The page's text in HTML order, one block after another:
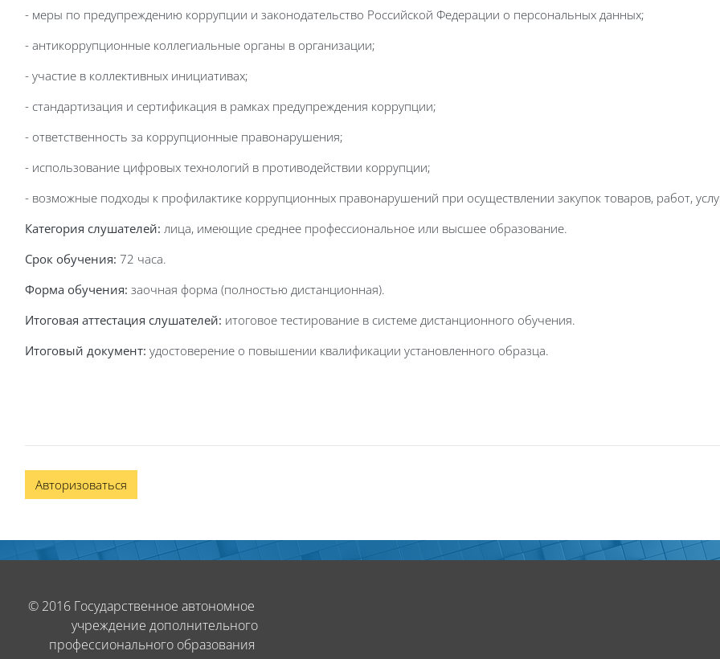
- меры по предупреждению коррупции и законодательство Российской Федерации о персональных данных;
- антикоррупционные коллегиальные органы в организации;
- участие в коллективных инициативах;
- стандартизация и сертификация в рамках предупреждения коррупции;
- ответственность за коррупционные правонарушения;
- использование цифровых технологий в противодействии коррупции;
- возможные подходы к профилактике коррупционных правонарушений при осуществлении закупок товаров, работ,
Категория слушателей: лица, имеющие среднее профессиональное или высшее образование.
Срок обучения: 72 часа.
Форма обучения: заочная форма (полностью дистанционная).
Итоговая аттестация слушателей: итоговое тестирование в системе дистанционного обучения.
Итоговый документ: удостоверение о повышении квалификации установленного образца.
Авторизоваться
Блоки
© 2016 Государственное автономное
учреждение дополнительного
профессионального образования